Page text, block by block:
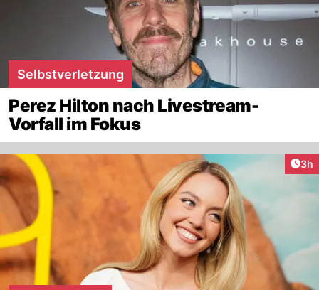
Selbstverletzung
Perez Hilton nach Livestream-
Vorfall im Fokus
3h